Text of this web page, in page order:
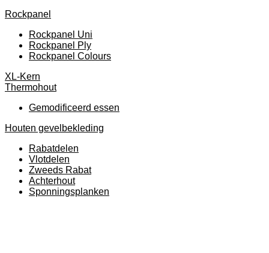
Rockpanel
Rockpanel Uni
Rockpanel Ply
Rockpanel Colours
XL-Kern
Thermohout
Gemodificeerd essen
Houten gevelbekleding
Rabatdelen
Vlotdelen
Zweeds Rabat
Achterhout
Sponningsplanken